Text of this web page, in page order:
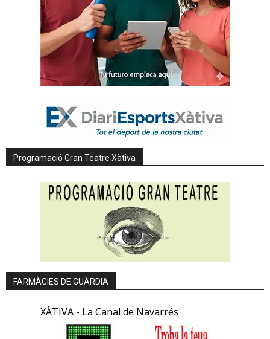
Programació Gran Teatre Xàtiva
FARMÀCIES DE GUÀRDIA
XÀTIVA - La Canal de Navarrés